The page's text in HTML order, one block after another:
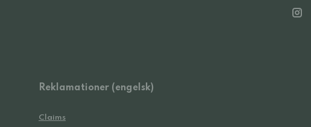
Reklamationer (engelsk)
Claims